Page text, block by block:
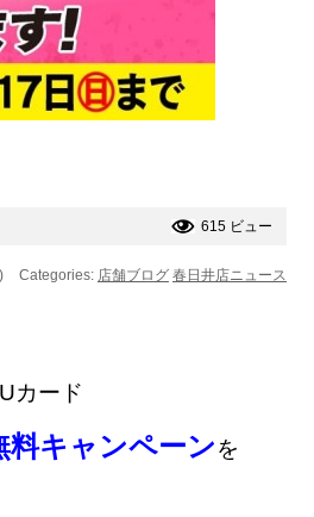
615 ビュー
Categories: 店舗ブログ 春日井店ニュース
カード
料キャンペーンを